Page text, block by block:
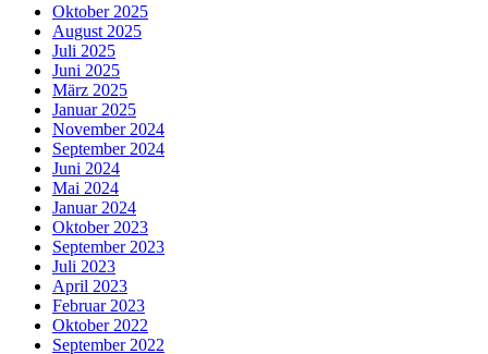
Oktober 2025
August 2025
Juli 2025
Juni 2025
März 2025
Januar 2025
November 2024
September 2024
Juni 2024
Mai 2024
Januar 2024
Oktober 2023
September 2023
Juli 2023
April 2023
Februar 2023
Oktober 2022
September 2022